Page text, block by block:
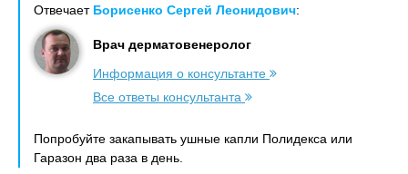
Отвечает Борисенко Сергей Леонидович:
Врач дерматовенеролог
Информация о консультанте
Все ответы консультанта
Попробуйте закапывать ушные капли Полидекса или
Гаразон два раза в день.